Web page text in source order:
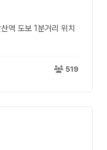
역 도보 1분거리 위치
519